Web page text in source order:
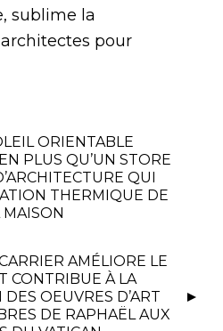
sublime la
pour
ORIENTABLE
PLUS QU’UN STORE
QUI
THERMIQUE DE
MAISON
AMÉLIORE LE
CONTRIBUE À LA
OEUVRES D’ART
DE RAPHAËL AUX